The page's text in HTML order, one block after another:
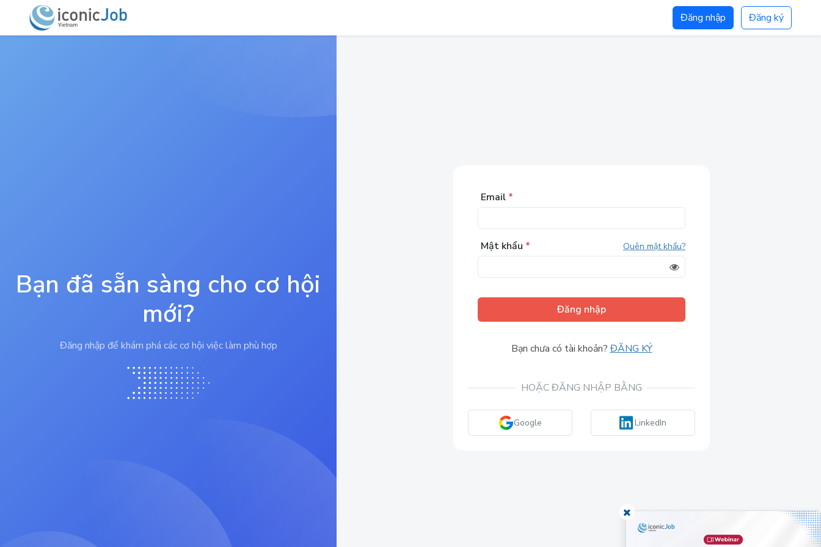
Đăng nhập Đăng ký
Bạn đã sẵn sàng cho cơ hội
mới?
Đăng nhập để khám phá các cơ hội việc làm phù hợp
Email *
Mật khẩu * Quên mật khẩu?
Đăng nhập
Bạn chưa có tài khoản? ĐĂNG KÝ
HOẶC ĐĂNG NHẬP BẰNG
Google LinkedIn